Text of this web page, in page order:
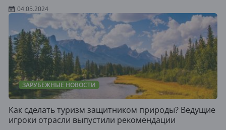
04.05.2024
ЗАРУБЕЖНЫЕ НОВОСТИ
Как сделать туризм защитником природы? Ведущие
игроки отрасли выпустили рекомендации